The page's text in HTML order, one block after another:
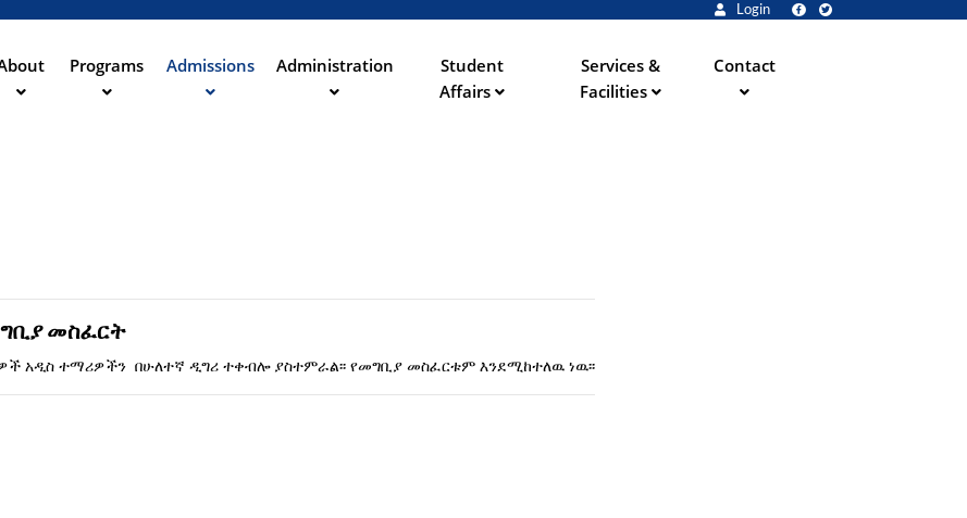
contenu
Login
Programs Admissions Administration
Student
Affairs
Services &
Facilities
Contact
መስፈርት
አዲስ ተማሪዎችን በሁለተኛ ዲግሪ ተቀብሎ ያስተምራል፡፡ የመግቢያ መስፈርቱም እንደሚከተለዉ ነዉ፡፡